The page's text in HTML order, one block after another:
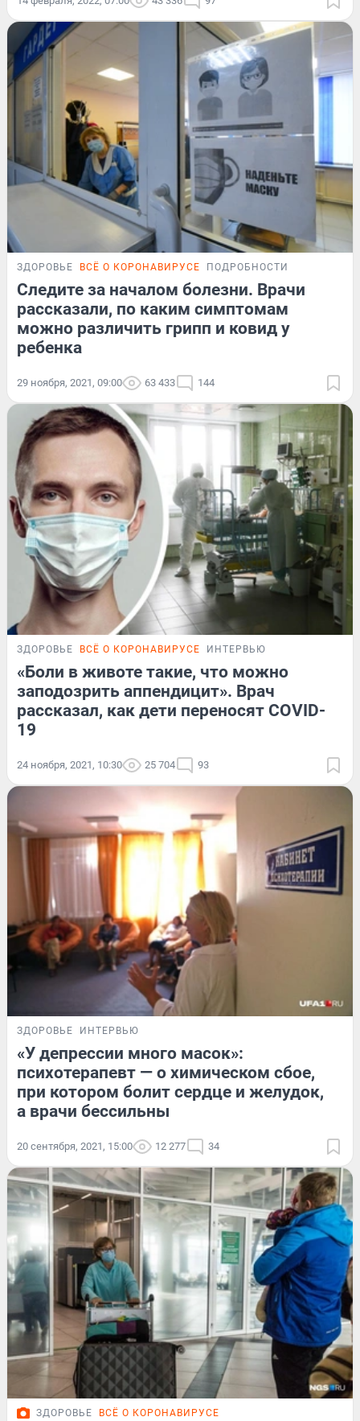
ЗДОРОВЬЕ ВСЁ О КОРОНАВИРУСЕ ПОДРОБНОСТИ
Следите за началом болезни. Врачи
рассказали, по каким симптомам
можно различить грипп и ковид у
ребенка
29 ноября, 2021, 09:00 63 433 144
ЗДОРОВЬЕ ВСЁ О КОРОНАВИРУСЕ ИНТЕРВЬЮ
«Боли в животе такие, что можно
заподозрить аппендицит». Врач
рассказал, как дети переносят COVID-
19
24 ноября, 2021, 10:30 25 704 93
ЗДОРОВЬЕ ИНТЕРВЬЮ
«У депрессии много масок»:
психотерапевт — о химическом сбое,
при котором болит сердце и желудок,
а врачи бессильны
20 сентября, 2021, 15:00 12 277 34
ЗДОРОВЬЕ ВСЁ О КОРОНАВИРУСЕ